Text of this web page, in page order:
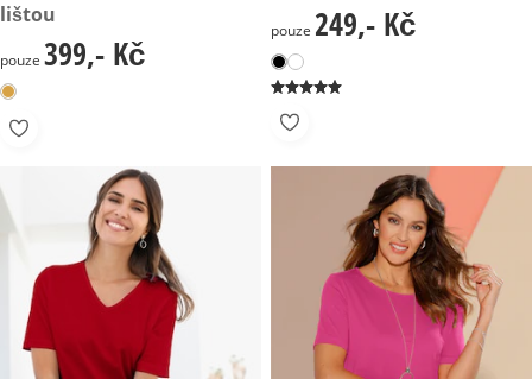
lištou
399,- Kč
pouze 399,- Kč
249,- Kč
pouze 249,- Kč